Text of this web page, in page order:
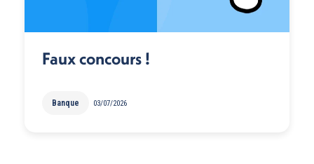
Faux concours !
Banque 03/07/2026